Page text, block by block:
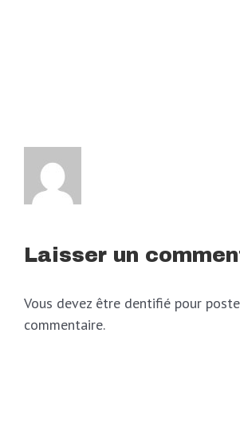
Laisser un
Vous devez être dentifié pour
commentaire.